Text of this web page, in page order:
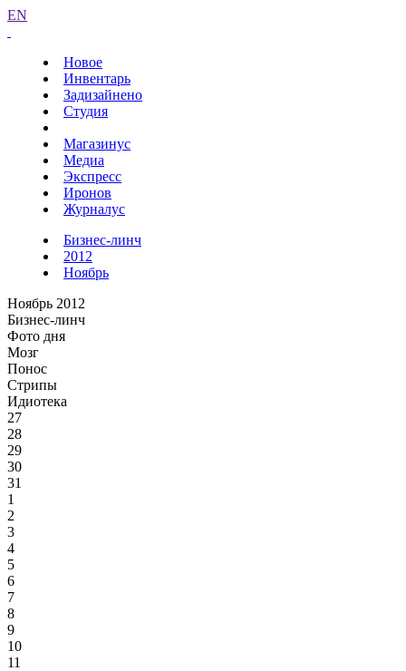
EN
Новое
Инвентарь
Задизайнено
Студия
Магазинус
Медиа
Экспресс
Иронов
Журналус
Бизнес-линч
2012
Ноябрь
Ноябрь 2012
Бизнес-линч
Фото дня
Мозг
Понос
Стрипы
Идиотека
27
28
29
30
31
1
2
3
4
5
6
7
8
9
10
11